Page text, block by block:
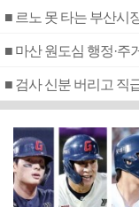
■ 르노 못 타는 부산시
■ 마산 원도심 행정·주